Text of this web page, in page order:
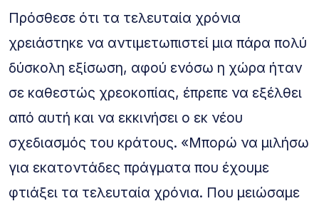
Πρόσθεσε ότι τα τελευταία χρόνια
χρειάστηκε να αντιμετωπιστεί μια πάρα πολύ
δύσκολη εξίσωση, αφού ενόσω η χώρα ήταν
σε καθεστώς χρεοκοπίας, έπρεπε να εξέλθει
από αυτή και να εκκινήσει ο εκ νέου
σχεδιασμός του κράτους. «Μπορώ να μιλήσω
για εκατοντάδες πράγματα που έχουμε
φτιάξει τα τελευταία χρόνια. Που μειώσαμε